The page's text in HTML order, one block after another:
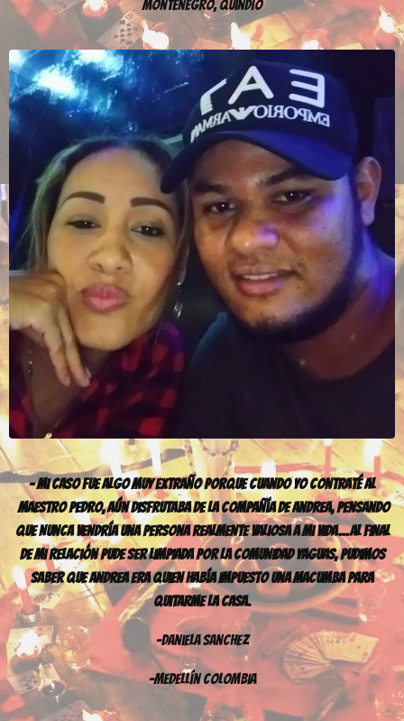
Montenegro, Quindío
– Mi Caso Fue Algo Muy Extraño Porque Cuando Yo Contraté Al
Maestro Pedro, Aún Disfrutaba De La Compañía De Andrea, Pensando
Que Nunca Vendría Una Persona Realmente Valiosa A Mi Vida…Al Final
De Mi Relación Pude Ser Limpiada Por La Comunidad Yaguas, Pudimos
Saber Que Andrea Era Quien Había Impuesto Una Macumba Para
Quitarme La Casa.
–Daniela Sanchez
-Medellín Colombia